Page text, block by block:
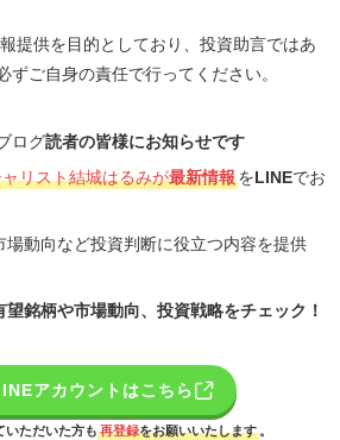
提供を目的としており、投資助言ではあ
ずご自身の責任で行ってください。
ログ読者の皆様にお知らせです
リスト結城はるみが最新情報をLINEでお
場動向など投資判断に役立つ内容を提供
銘柄や市場動向、投資戦略をチェック！
アカウントはこちら
ただいた方も 再登録をお願いいたします 。